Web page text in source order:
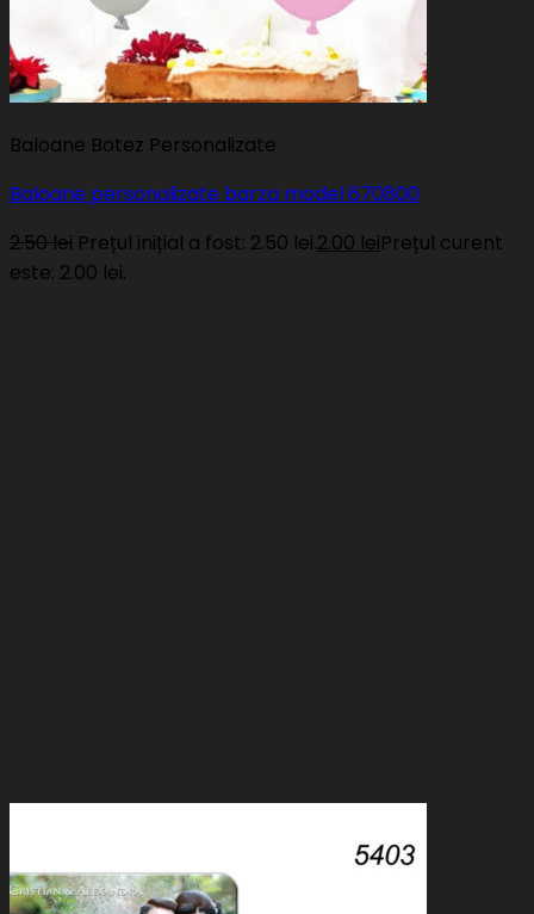
Baloane Botez Personalizate
Baloane personalizate barza model 670800
2.50lei Prețul inițial a fost: 2.50 lei.2.00 leiPrețul curent
este: 2.00 lei.